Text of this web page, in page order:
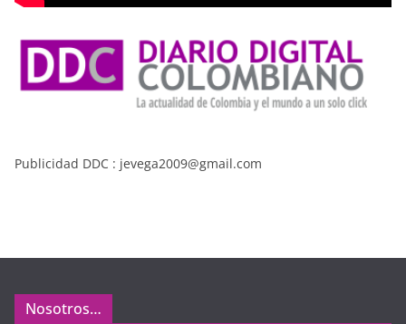
Publicidad DDC : jevega2009@gmail.com
Nosotros…